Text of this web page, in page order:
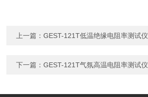
上一篇：GEST-121T低温绝缘电阻率测试仪
下一篇：GEST-121T气氛高温电阻率测试仪